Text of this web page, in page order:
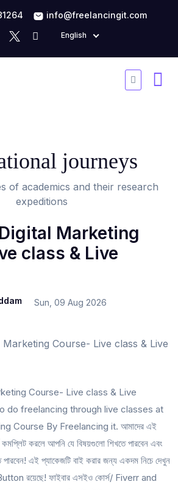
info@freelancingit.com
English
journeys
of academics and their research
expeditions
Marketing
class & Live
Sun, 09 Aug 2026
Course- Live class & Live
do freelancing through live classes at
Course By Freelancing it. আমাদের এই
করলে আপনি যে বিষয়গুলো শিখতে পারবেন এবং
এই প্যাকেজটি বাই করার জন্য একদম নিচে দেখুন
রয়েছে! ফাইবার এসইও কোর্স/ Fiverr and